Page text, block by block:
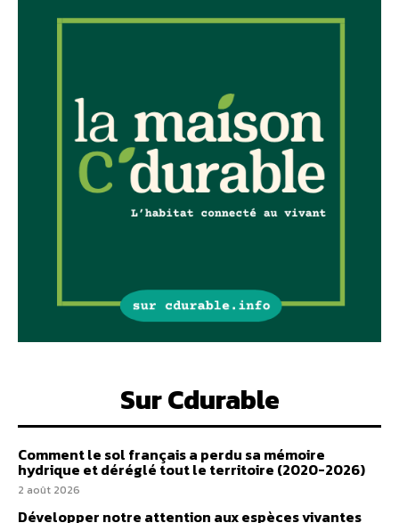
Sur Cdurable
Comment le sol français a perdu sa mémoire
hydrique et déréglé tout le territoire (2020-2026)
2 août 2026
Développer notre attention aux espèces vivantes